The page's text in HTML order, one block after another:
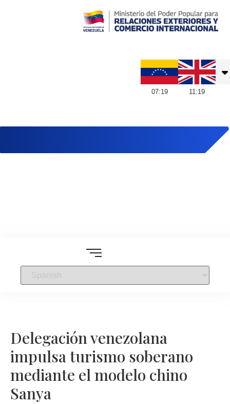
07:19 11 :19
Delegación venezolana
impulsa turismo soberano
mediante el modelo chino
Sanya